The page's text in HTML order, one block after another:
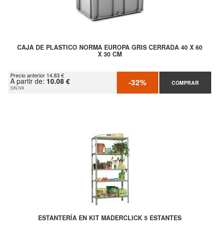
CAJA DE PLASTICO NORMA EUROPA GRIS CERRADA 40 X 60
X 30 CM
Precio anterior 14.83 €
A partir de: 10.08 €
SIN IVA -32% COMPRAR
ESTANTERÍA EN KIT MADERCLICK 5 ESTANTES